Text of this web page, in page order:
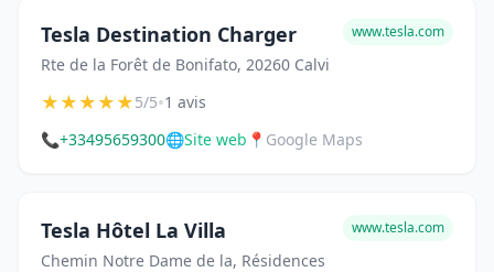
Tesla Destination Charger
Rte de la Forêt de Bonifato, 20260 Calvi
www.tesla.com
★★★★★5/5•1 avis
📞+33495659300🌐Site web 📍 Google Maps
Tesla Hôtel La Villa
Chemin Notre Dame de la, Résidences
www.tesla.com